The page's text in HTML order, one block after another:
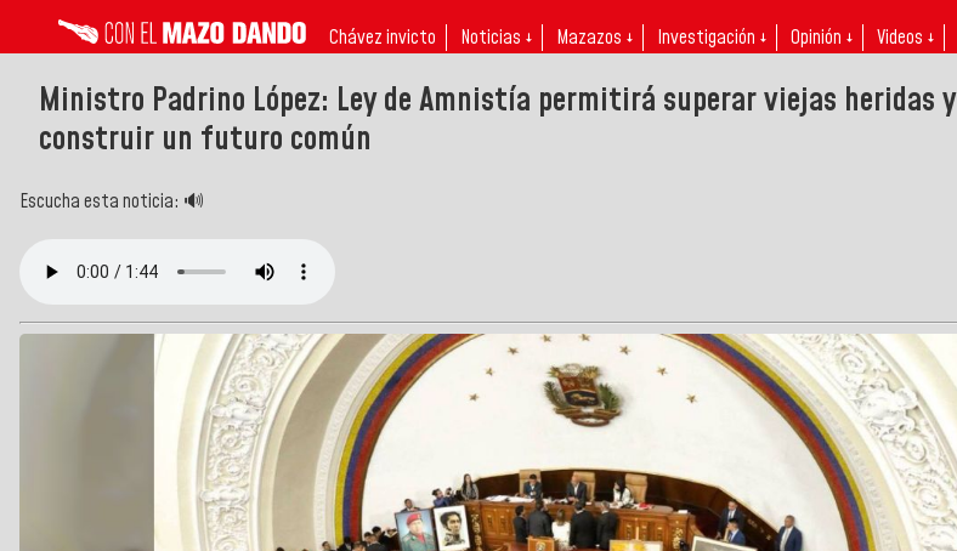
Chávez invicto Noticias ↓ Mazazos ↓ Investigación ↓ Opinión ↓ Videos ↓
Ministro Padrino López: Ley de Amnistía permitirá superar viejas heridas y
construir un futuro común
Escucha esta noticia: 🔊